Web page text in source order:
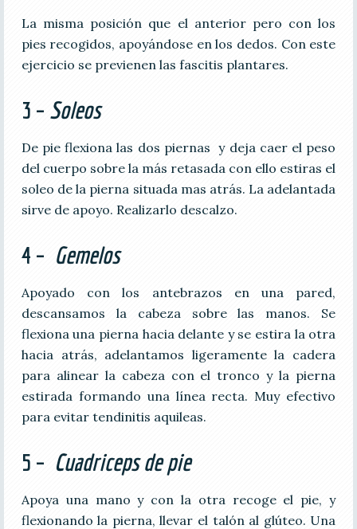
La misma posición que el anterior pero con los
pies recogidos, apoyándose en los dedos. Con este
ejercicio se previenen las fascitis plantares.
3 – Soleos
De pie flexiona las dos piernas y deja caer el peso
del cuerpo sobre la más retasada con ello estiras el
soleo de la pierna situada mas atrás. La adelantada
sirve de apoyo. Realizarlo descalzo.
4 – Gemelos
Apoyado con los antebrazos en una pared,
descansamos la cabeza sobre las manos. Se
flexiona una pierna hacia delante y se estira la otra
hacia atrás, adelantamos ligeramente la cadera
para alinear la cabeza con el tronco y la pierna
estirada formando una línea recta. Muy efectivo
para evitar tendinitis aquileas.
5 – Cuadriceps de pie
Apoya una mano y con la otra recoge el pie, y
flexionando la pierna, llevar el talón al glúteo. Una